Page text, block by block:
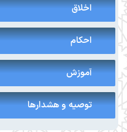
اخلاق
احکام
آموزش
توصیه و هشدارها